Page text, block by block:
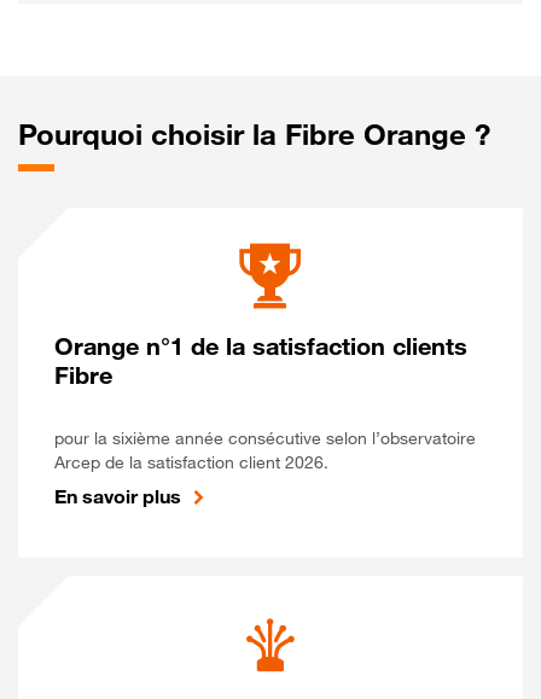
Pourquoi choisir la Fibre Orange ?
Orange n°1 de la satisfaction clients
Fibre
pour la sixième année consécutive selon l’observatoire
Arcep de la satisfaction client 2026.
En savoir plus